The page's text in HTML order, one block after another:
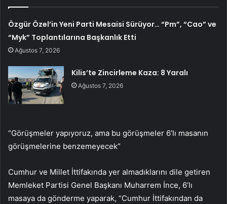
Özgür Özel’in Yeni Parti Mesaisi Sürüyor… “Pm”, “Cao” ve
“Myk” Toplantılarına Başkanlık Etti
Ağustos 7, 2026
Kilis’te Zincirleme Kaza: 8 Yaralı
Ağustos 7, 2026
“Görüşmeler yapıyoruz, ama bu görüşmeler 6’lı masanın
görüşmelerine benzemeyecek”
Cumhur ve Millet İttifakında yer almadıklarını dile getiren
Memleket Partisi Genel Başkanı Muharrem İnce, 6’lı
masaya da gönderme yaparak, “Cumhur İttifakından da